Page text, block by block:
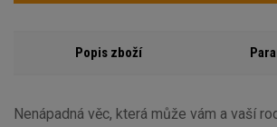
Popis zboží
Nenápadná věc, která může vám a vaší